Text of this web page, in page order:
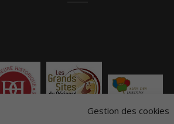
Gestion des cookies